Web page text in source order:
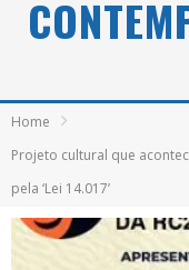
Home
Projeto cultural que
pela ‘Lei 14.017’